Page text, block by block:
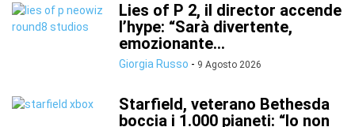
Lies of P 2, il director accende
l’hype: “Sarà divertente,
emozionante...
Giorgia Russo - 9 Agosto 2026
Starfield, veterano Bethesda
boccia i 1.000 pianeti: “Io non